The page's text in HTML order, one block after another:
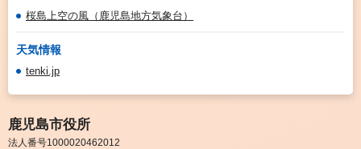
桜島上空の風（鹿児島地方気象台）
天気情報
tenki.jp
鹿児島市役所
法人番号1000020462012